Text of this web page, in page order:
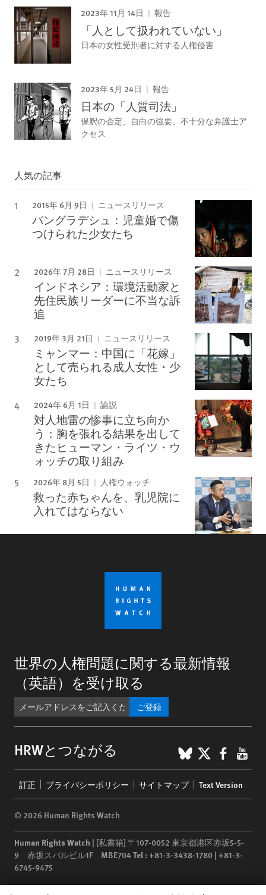
2023年 11月 14日 報告
「人として扱われていない」
日本の女性受刑者に対する人権侵害
2023年 5月 24日 報告
日本の「人質司法」
保釈の否定、自白の強要、不十分な弁護士ア
クセス
人気の記事
2015年 6月 9日 ニュースリリース
バングラデシュ：児童婚で傷
つけられた少女たち
2026年 7月 28日 ニュースリリース
インドネシア：環境活動家と
先住民族リーダーに不当な訴
追
2019年 3月 21日 ニュースリリース
ミャンマー：中国に「花嫁」
として売られる成人女性・少
女たち
2024年 6月 1日 論説
対人地雷の惨事に立ち向か
う：胸を張れる結果を出して
きたヒューマン・ライツ・ウ
ォッチの取り組み
2026年 8月 5日 人権ウォッチ
救った赤ちゃんを、乳児院に
入れてはならない
世界の人権問題に関する最新情報
（英語）を受け取る
ご登録
HRWとつながる BlueSky
X
menu
訂正 プライバシーポリシー サイトマップ Text Version
© 2026 Human Rights Watch
Human Rights Watch | [私書箱] 〒107-0052 東京都港区赤坂5-5-
9 赤坂スバルビル1F MBE704Tel :+81-3-3438-1780 | +81-3-
6745-9475